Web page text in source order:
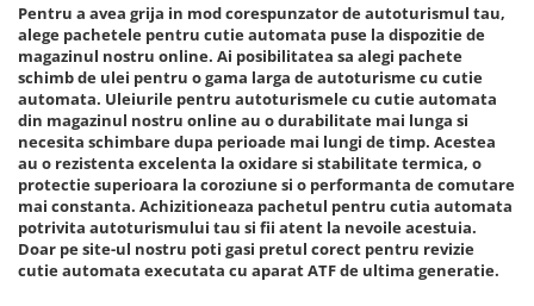
Pentru a avea grija in mod corespunzator de autoturismul tau,
alege pachetele pentru cutie automata puse la dispozitie de
magazinul nostru online. Ai posibilitatea sa alegi pachete
schimb de ulei pentru o gama larga de autoturisme cu cutie
automata. Uleiurile pentru autoturismele cu cutie automata
din magazinul nostru online au o durabilitate mai lunga si
necesita schimbare dupa perioade mai lungi de timp. Acestea
au o rezistenta excelenta la oxidare si stabilitate termica, o
protectie superioara la coroziune si o performanta de comutare
mai constanta. Achizitioneaza pachetul pentru cutia automata
potrivita autoturismului tau si fii atent la nevoile acestuia.
Doar pe site-ul nostru poti gasi pretul corect pentru revizie
cutie automata executata cu aparat ATF de ultima generatie.